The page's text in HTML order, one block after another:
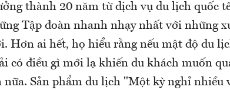
thành 20 năm từ dịch vụ du lịch quốc
Tập đoàn nhanh nhạy nhất với những
Hơn ai hết, họ hiểu rằng nếu mật độ du
có điều gì mới lạ khiến du khách muốn
nữa. Sản phẩm du lịch "Một kỳ nghỉ nhiều